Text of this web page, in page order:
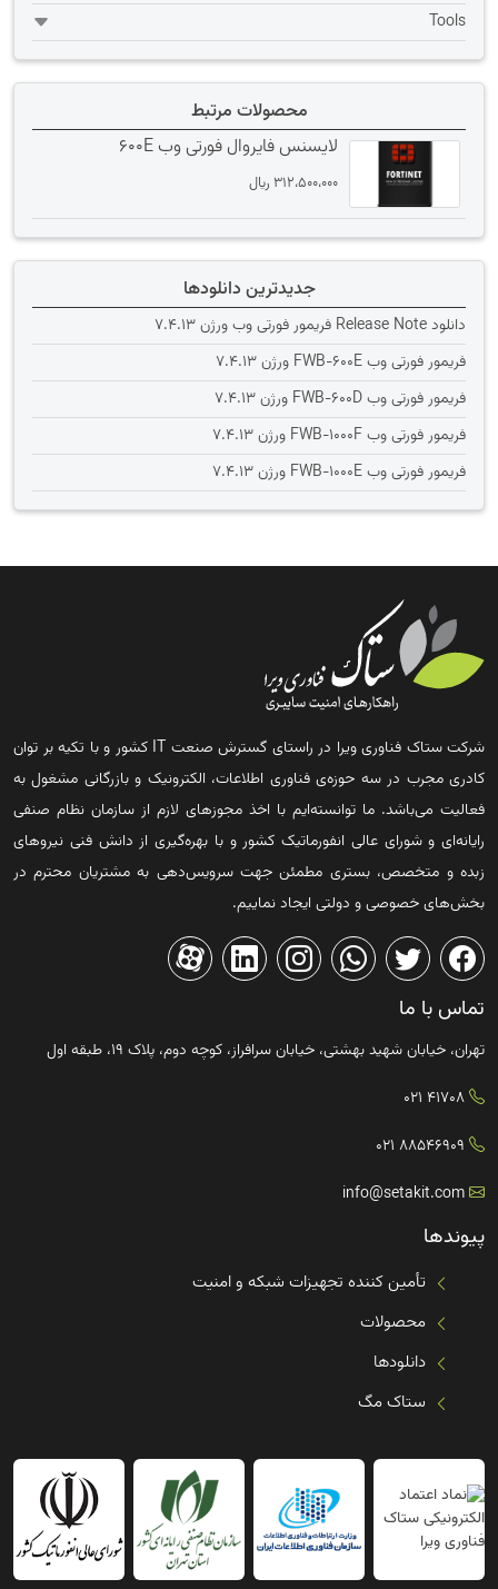
Tools
محصولات مرتبط
لایسنس فایروال فورتی وب 600E
312،500،000 ﷼
جدیدترین دانلودها
دانلود Release Note فریمور فورتی وب ورژن 7.4.13
فریمور فورتی وب FWB-600E ورژن 7.4.13
فریمور فورتی وب FWB-600D ورژن 7.4.13
فریمور فورتی وب FWB-1000F ورژن 7.4.13
فریمور فورتی وب FWB-1000E ورژن 7.4.13
شرکت ستاک فناوری ویرا در راستای گسترش صنعت IT کشور و با تکیه بر توان
کادری مجرب در سه حوزه‌ی فناوری اطلاعات، الکترونیک و بازرگانی مشغول به
فعالیت می‌باشد. ما توانسته‌ایم با اخذ مجوزهای لازم از سازمان نظام صنفی
رایانه‌ای و شورای عالی انفورماتیک کشور و با بهره‌گیری از دانش فنی نیروهای
زبده و متخصص، بستری مطمئن جهت سرویس‌دهی به مشتریان محترم در
بخش‌های خصوصی و دولتی ایجاد نماییم.
تماس با ما
تهران، خیابان شهید بهشتی، خیابان سرافراز، کوچه دوم، پلاک ۱۹، طبقه اول
41708 021
88546909 021
info@setakit.com
پیوندها
تأمین کننده تجهیزات شبکه و امنیت
محصولات
دانلودها
ستاک مگ